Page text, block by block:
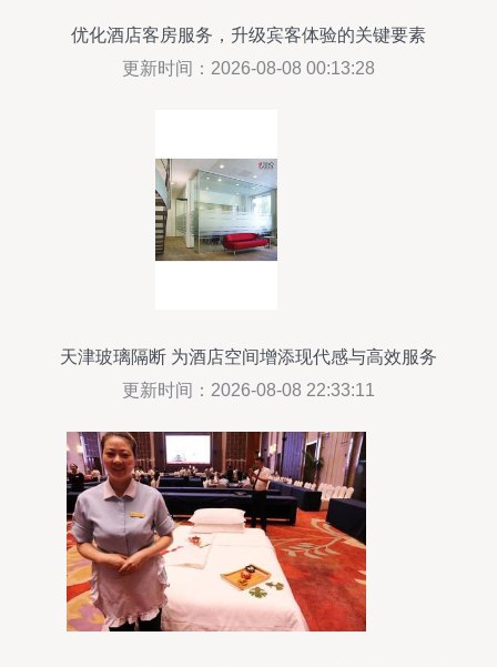
优化酒店客房服务，升级宾客体验的关键要素
更新时间：2026-08-08 00:13:28
天津玻璃隔断 为酒店空间增添现代感与高效服务
更新时间：2026-08-08 22:33:11